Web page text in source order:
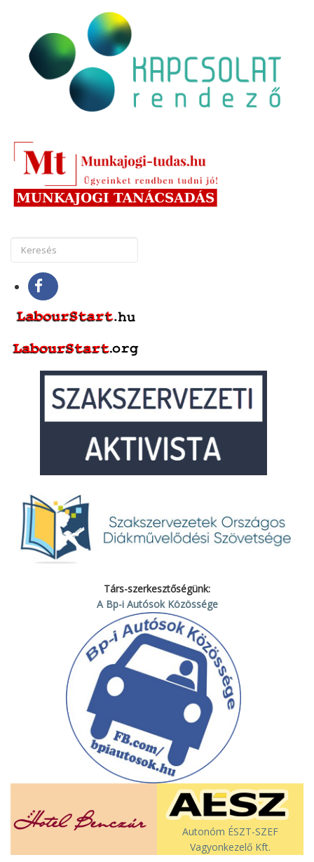
Társ-szerkesztőségünk:
A Bp-i Autósok Közössége
Autonóm ÉSZT-SZEF
Vagyonkezelő Kft.